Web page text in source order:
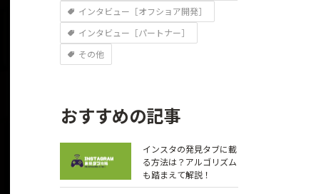
インタビュー［オフショア開発］
インタビュー［パートナー］
その他
おすすめの記事
インスタの発見タブに載
る方法は？アルゴリズム
も踏まえて解説！